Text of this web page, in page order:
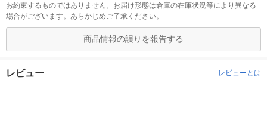
お約束するものではありません。お届け形態は倉庫の在庫状況等により異なる
場合がございます。あらかじめご了承ください。
商品情報の誤りを報告する
レビュー レビューとは